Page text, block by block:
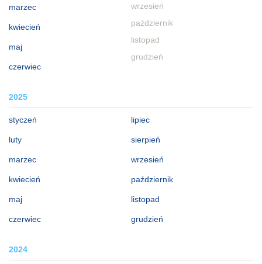
marzec
kwiecień
maj
czerwiec
wrzesień
październik
listopad
grudzień
2025
styczeń
luty
marzec
kwiecień
maj
czerwiec
lipiec
sierpień
wrzesień
październik
listopad
grudzień
2024